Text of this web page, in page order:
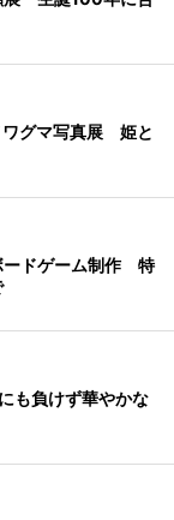
ワグマ写真展 姫と
ードゲーム制作 特
も負けず華やかな